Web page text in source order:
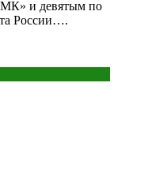
и девятым по
России….